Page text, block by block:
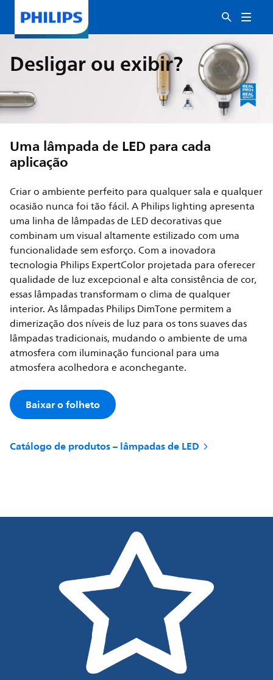
Desligar ou exibir?
Uma lâmpada de LED para cada
aplicação
Criar o ambiente perfeito para qualquer sala e qualquer
ocasião nunca foi tão fácil. A Philips lighting apresenta
uma linha de lâmpadas de LED decorativas que
combinam um visual altamente estilizado com uma
funcionalidade sem esforço. Com a inovadora
tecnologia Philips ExpertColor projetada para oferecer
qualidade de luz excepcional e alta consistência de cor,
essas lâmpadas transformam o clima de qualquer
interior. As lâmpadas Philips DimTone permitem a
dimerização dos níveis de luz para os tons suaves das
lâmpadas tradicionais, mudando o ambiente de uma
atmosfera com iluminação funcional para uma
atmosfera acolhedora e aconchegante.
Baixar o folheto
Catálogo de produtos – lâmpadas de LED